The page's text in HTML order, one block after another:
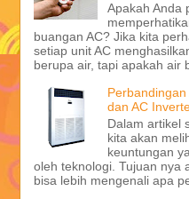
Apakah Anda
buangan AC? Jika kita
setiap unit AC
berupa air, tapi apakah air
Perbandingan
dan AC
Dalam artikel
kita akan
keuntungan
oleh teknologi. Tujuan nya
bisa lebih mengenali apa